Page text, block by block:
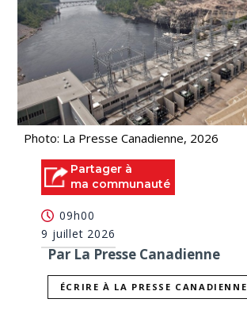
Photo: La Presse Canadienne, 2026
Partager à
ma communauté
09h00
9 juillet 2026
Par La Presse Canadienne
ÉCRIRE À LA PRESSE CANADIENNE